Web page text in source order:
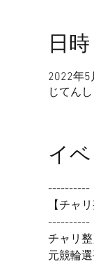
日
2022年5
じてん
イ
----------
【チャ
----------
チャリ
元競輪